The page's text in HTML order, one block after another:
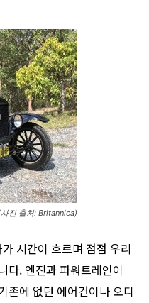
진 출처: Britannica)
시간이 흐르며 점점 우리
다. 엔진과 파워트레인이
존에 없던 에어컨이나 오디